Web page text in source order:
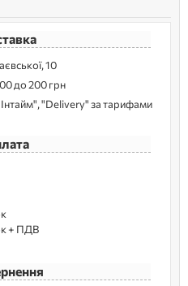
10
до 200 грн
"Delivery" за тарифами
+ ПДВ